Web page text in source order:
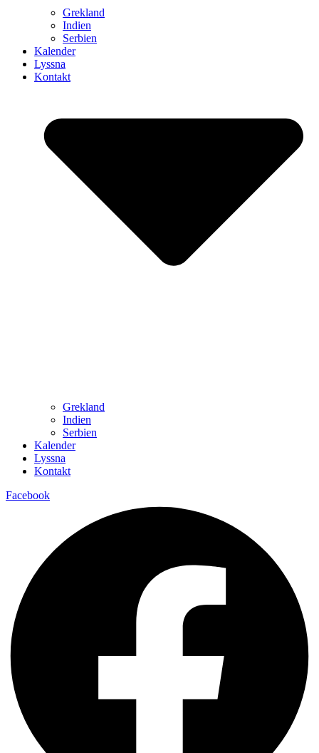
Grekland
Indien
Serbien
Kalender
Lyssna
Kontakt
Grekland
Indien
Serbien
Kalender
Lyssna
Kontakt
Facebook